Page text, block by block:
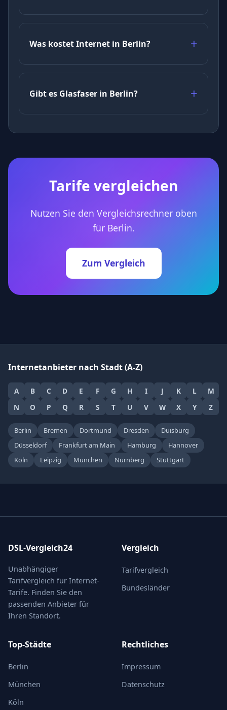
Was kostet Internet in Berlin?
Gibt es Glasfaser in Berlin?
Tarife vergleichen
Nutzen Sie den Vergleichsrechner oben
für Berlin.
Zum Vergleich
Internetanbieter nach Stadt (A-Z)
A B C D E F G H I J K L
M
N
O P Q R S T U V W X Y Z
Berlin Bremen Dortmund Dresden
Duisburg
Düsseldorf
Frankfurt am Main Hamburg
Hannover
Köln
Leipzig München Nürnberg Stuttgart
DSL-Vergleich24
Unabhängiger
Tarifvergleich für Internet-
Tarife. Finden Sie den
passenden Anbieter für
Ihren Standort.
Vergleich
Tarifvergleich
Bundesländer
Top-Städte
Berlin
München
Köln
Rechtliches
Impressum
Datenschutz